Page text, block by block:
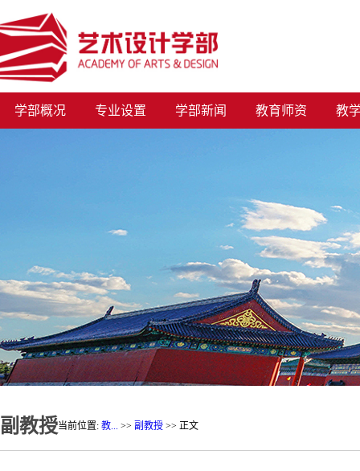
学部概况 专业设置 学部新闻 教育师资 教
副教授当前位置: 教... >> 副教授 >> 正文